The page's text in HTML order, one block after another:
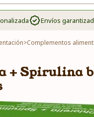
Envíos
>Complementos
+ Spirulina